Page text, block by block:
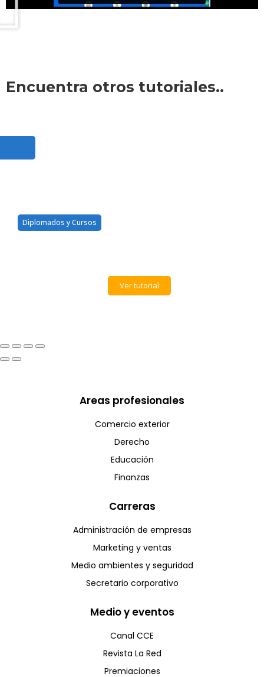
Encuentra otros tutoriales..
Diplomados y Cursos
Ver tutorial
Areas profesionales
Comercio exterior
Derecho
Educación
Finanzas
Carreras
Administración de empresas
Marketing y ventas
Medio ambientes y seguridad
Secretario corporativo
Medio y eventos
Canal CCE
Revista La Red
Premiaciones